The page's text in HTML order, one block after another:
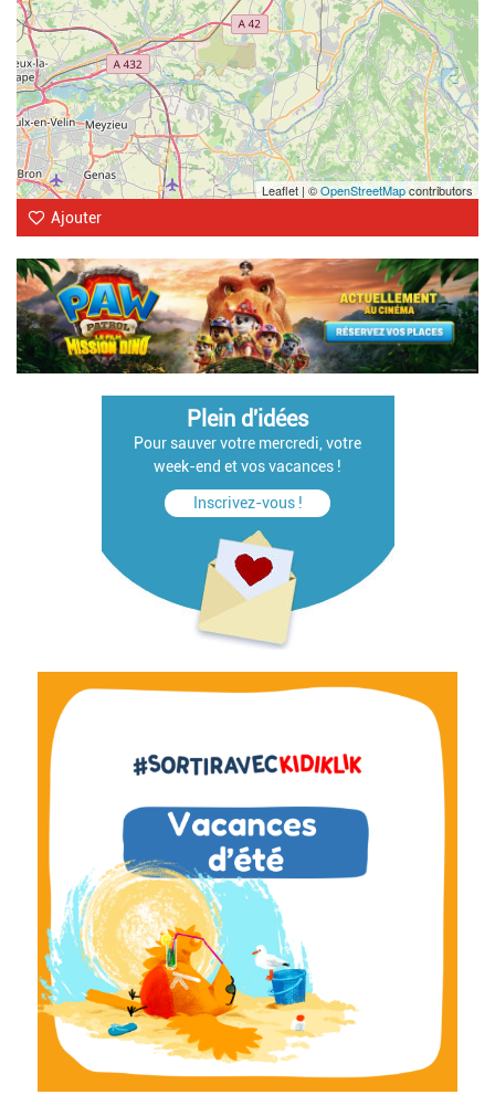
Leaflet | ©OpenStreetMapcontributors
Ajouter
Plein d'idées
Pour sauver votre mercredi, votre
week-end et vos vacances !
Inscrivez-vous !